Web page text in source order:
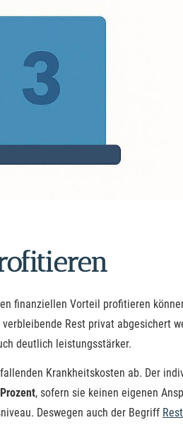
finanziellen Vorteil profitieren
Rest privat abgesichert
deutlich leistungsstärker.
Krankheitskosten ab. Der
, sofern sie keinen eigenen
Deswegen auch der Begriff